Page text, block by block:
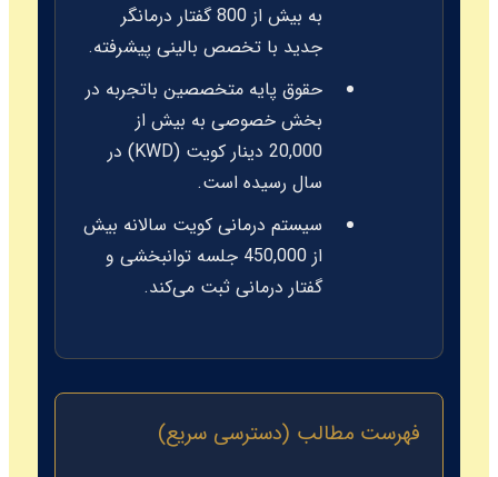
به بیش از 800 گفتار درمانگر
جدید با تخصص بالینی پیشرفته.
حقوق پایه متخصصین باتجربه در
بخش خصوصی به بیش از
20,000 دینار کویت (KWD) در
سال رسیده است.
سیستم درمانی کویت سالانه بیش
از 450,000 جلسه توانبخشی و
گفتار درمانی ثبت می‌کند.
فهرست مطالب (دسترسی سریع)